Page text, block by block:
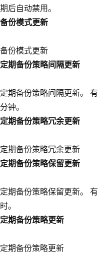
期后自动禁用。
备份模式更新
备份模式更新
定期备份策略间隔更新
定期备份策略间隔更新。
分钟。
定期备份策略冗余更新
定期备份策略冗余更新
定期备份策略保留更新
定期备份策略保留更新。
时。
定期备份策略更新
定期备份策略更新